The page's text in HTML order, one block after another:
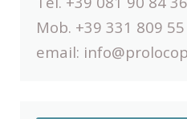
Mob. +39 331 809
email: